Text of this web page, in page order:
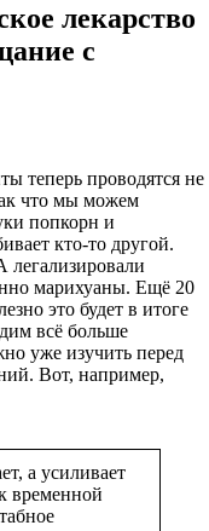
лекарство
с
теперь проводятся не
что мы можем
попкорн и
кто-то другой.
марихуаны. Ещё 20
это будет в итоге
всё больше
уже изучить перед
Вот, например,
а усиливает
временной